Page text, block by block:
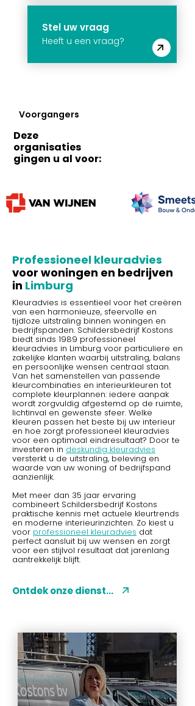
Stel uw vraag
Heeft u een vraag?
Voorgangers
Deze
organisaties
gingen u al voor:
Professioneel kleuradvies
voor woningen en bedrijven
in Limburg
Kleuradvies is essentieel voor het creëren
van een harmonieuze, sfeervolle en
tijdloze uitstraling binnen woningen en
bedrijfspanden. Schildersbedrijf Kostons
biedt sinds 1989 professioneel
kleuradvies in Limburg voor particuliere en
zakelijke klanten waarbij uitstraling, balans
en persoonlijke wensen centraal staan.
Van het samenstellen van passende
kleurcombinaties en interieurkleuren tot
complete kleurplannen: iedere aanpak
wordt zorgvuldig afgestemd op de ruimte,
lichtinval en gewenste sfeer. Welke
kleuren passen het beste bij uw interieur
en hoe zorgt professioneel kleuradvies
voor een optimaal eindresultaat? Door te
investeren in deskundig kleuradvies
versterkt u de uitstraling, beleving en
waarde van uw woning of bedrijfspand
aanzienlijk.
Met meer dan 35 jaar ervaring
combineert Schildersbedrijf Kostons
praktische kennis met actuele kleurtrends
en moderne interieurinzichten. Zo kiest u
voor professioneel kleuradvies dat
perfect aansluit bij uw wensen en zorgt
voor een stijlvol resultaat dat jarenlang
aantrekkelijk blijft.
Ontdek onze diensten